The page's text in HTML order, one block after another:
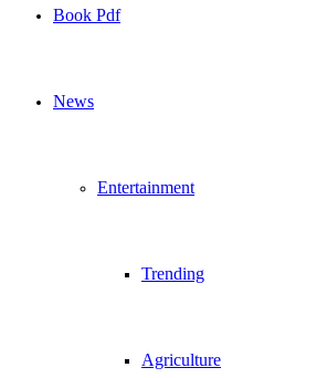
Book Pdf
News
Entertainment
Trending
Agriculture